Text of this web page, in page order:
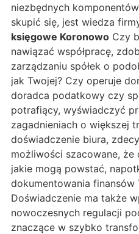
niezbędnych
skupić się, jest wiedza
księgowe Koronowo Czy
nawiązać współpracę,
zarządzaniu spółek o
jak Twojej? Czy operuje
doradca podatkowy czy
potrafiący, wyświadczyć
zagadnieniach o większej
doświadczenie biura,
możliwości szacowane, że
jakie mogą powstać,
dokumentowania finansów
Doświadczenie ma także
nowoczesnych regulacji
znaczące w szybko